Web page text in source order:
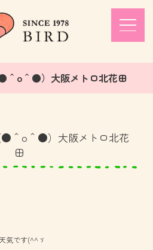
o＾●）大阪メトロ北花田
＾o＾●）大阪メトロ北花
田
気です(^^ゞ